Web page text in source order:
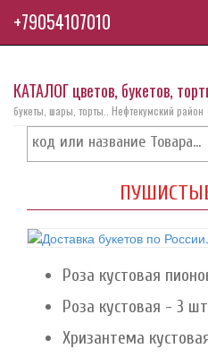
КАТАЛОГ цветов, букетов,
букеты, шары, торты.. Нефтекумский район
Роза кустовая
Роза кустовая - 3
Хризантема
+79054107010